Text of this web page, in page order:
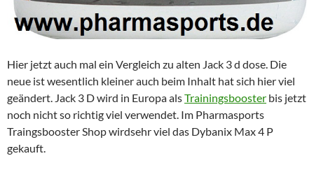
Hier jetzt auch mal ein Vergleich zu alten Jack 3 d dose. Die
neue ist wesentlich kleiner auch beim Inhalt hat sich hier viel
geändert. Jack 3 D wird in Europa alsTrainingsbooster bis jetzt
noch nicht so richtig viel verwendet. Im Pharmasports
Traingsbooster Shop wirdsehr viel das Dybanix Max 4 P
gekauft.